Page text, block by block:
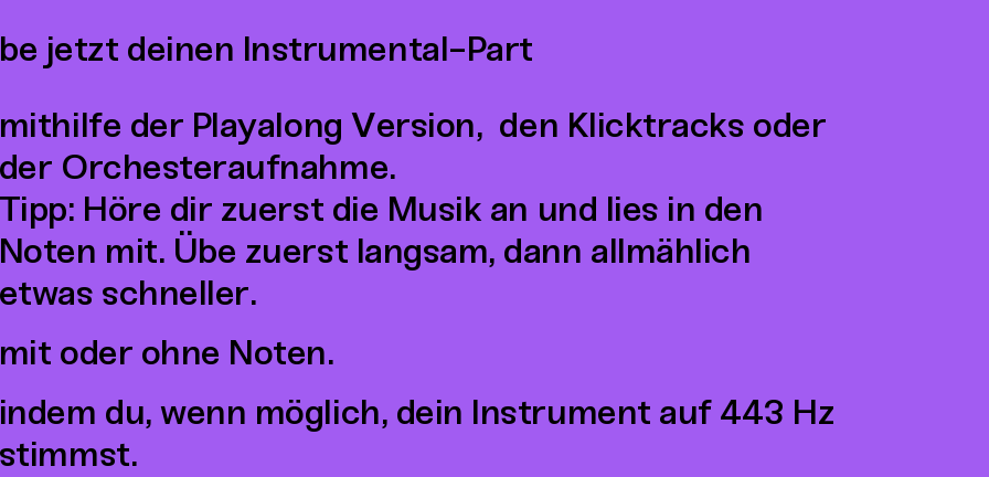
jetzt deinen Instrumental-Part
der Playalong Version, den Klicktracks oder
Orchesteraufnahme.
Höre dir zuerst die Musik an und lies in den
mit. Übe zuerst langsam, dann allmählich
schneller.
oder ohne Noten.
du, wenn möglich, dein Instrument auf 443 Hz